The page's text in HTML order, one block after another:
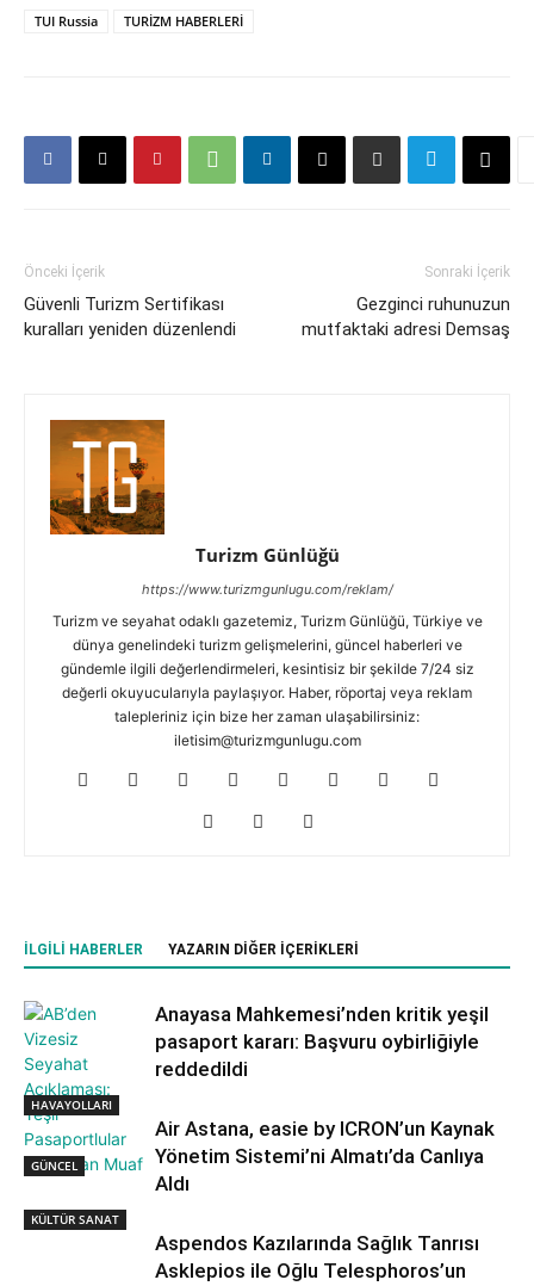
TUI Russia TURİZM HABERLERİ
Önceki İçerik
Güvenli Turizm Sertifikası
kuralları yeniden düzenlendi
Sonraki İçerik
Gezginci ruhunuzun
mutfaktaki adresi Demsaş
Turizm Günlüğü
https://www.turizmgunlugu.com/reklam/
Turizm ve seyahat odaklı gazetemiz, Turizm Günlüğü, Türkiye ve
dünya genelindeki turizm gelişmelerini, güncel haberleri ve
gündemle ilgili değerlendirmeleri, kesintisiz bir şekilde 7/24 siz
değerli okuyucularıyla paylaşıyor. Haber, röportaj veya reklam
talepleriniz için bize her zaman ulaşabilirsiniz:
iletisim@turizmgunlugu.com
İLGILI HABERLER YAZARIN DIĞER İÇERIKLERI
GÜNCEL
Anayasa Mahkemesi’nden kritik yeşil
pasaport kararı: Başvuru oybirliğiyle
reddedildi
HAVAYOLLARI
Air Astana, easie by ICRON’un Kaynak
Yönetim Sistemi’ni Almatı’da Canlıya
Aldı
KÜLTÜR SANAT
Aspendos Kazılarında Sağlık Tanrısı
Asklepios ile Oğlu Telesphoros’un